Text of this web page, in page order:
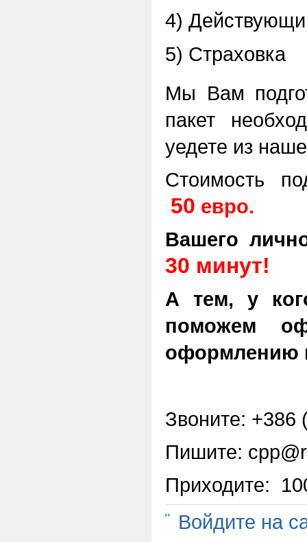
4)
5) Страховка
Мы Вам
пакет
уедете из
Стоимость
50 евро.
Вашего
30 минут!
А тем, у
поможем
оформлению
Звоните: +386
Пишите:
Приходите:
Войдите на